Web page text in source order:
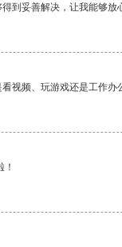
到妥善解决，让我能够放
视频、玩游戏还是工作办